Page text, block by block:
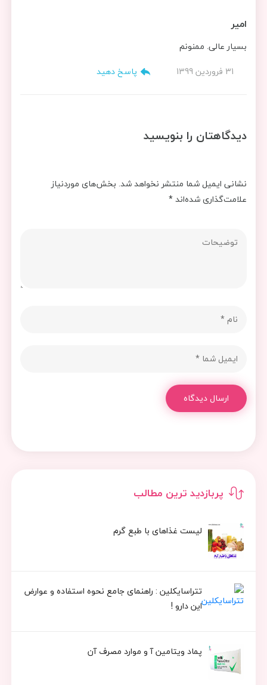
پربازدید ترین مطالب
لیست غذاهای با طبع گرم
تتراسایکلین : راهنمای جامع نحوه استفاده و عوارض
این دارو !
پماد ویتامین آ و موارد مصرف آن
امیر
بسیار عالی. ممنونم
31 فروردین 1399
پاسخ دهید
دیدگاهتان را بنویسید
نشانی ایمیل شما منتشر نخواهد شد. بخش‌های موردنیاز
علامت‌گذاری شده‌اند*
ارسال دیدگاه